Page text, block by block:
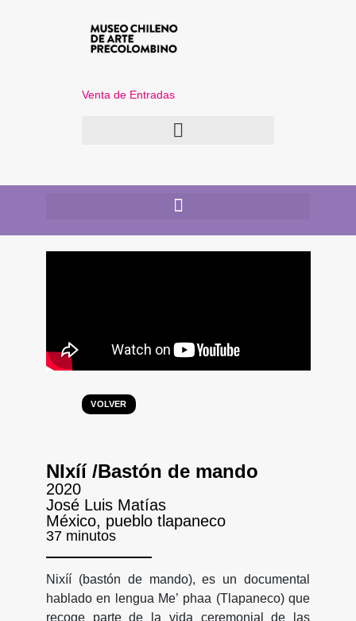
Venta de Entradas
VOLVER
NIxíí /Bastón de mando
2020
José Luis Matías
México, pueblo tlapaneco
37 minutos
Nixíí (bastón de mando), es un documental
hablado en lengua Me’ phaa (Tlapaneco) que
recoge parte de la vida ceremonial de las